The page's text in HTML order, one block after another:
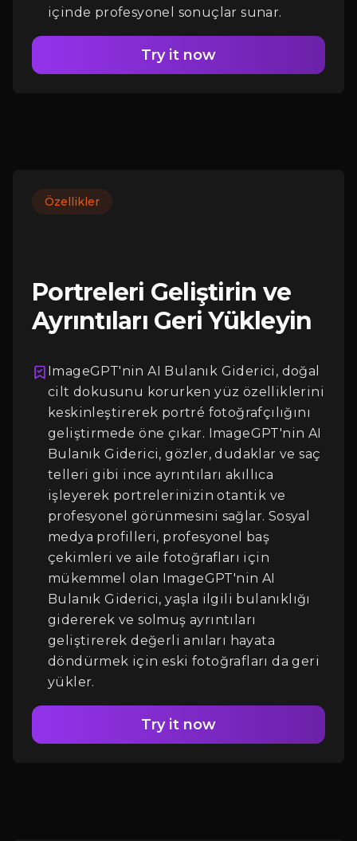
içinde profesyonel sonuçlar sunar.
Try it now
Özellikler
Portreleri Geliştirin ve
Ayrıntıları Geri Yükleyin
ImageGPT'nin AI Bulanık Giderici, doğal
cilt dokusunu korurken yüz özelliklerini
keskinleştirerek portré fotoğrafçılığını
geliştirmede öne çıkar. ImageGPT'nin AI
Bulanık Giderici, gözler, dudaklar ve saç
telleri gibi ince ayrıntıları akıllıca
işleyerek portrelerinizin otantik ve
profesyonel görünmesini sağlar. Sosyal
medya profilleri, profesyonel baş
çekimleri ve aile fotoğrafları için
mükemmel olan ImageGPT'nin AI
Bulanık Giderici, yaşla ilgili bulanıklığı
gidererek ve solmuş ayrıntıları
geliştirerek değerli anıları hayata
döndürmek için eski fotoğrafları da geri
yükler.
Try it now